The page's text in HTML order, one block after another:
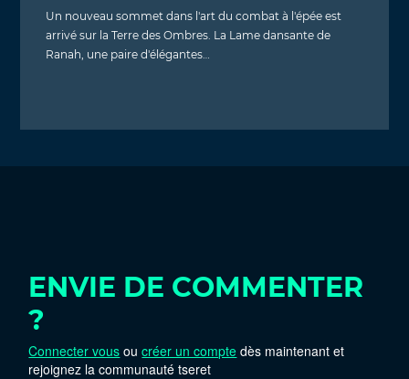
Un nouveau sommet dans l'art du combat à l'épée est
arrivé sur la Terre des Ombres. La Lame dansante de
Ranah, une paire d'élégantes…
ENVIE DE COMMENTER
?
Connecter vous oucréer un compte dès maintenant et
rejoignez la communauté tseret